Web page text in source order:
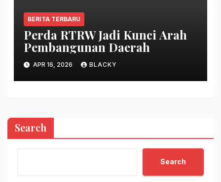
BERITA TERBARU
Perda RTRW Jadi Kunci Arah
Pembangunan Daerah
APR 16, 2026 BLACKY
Search
Search